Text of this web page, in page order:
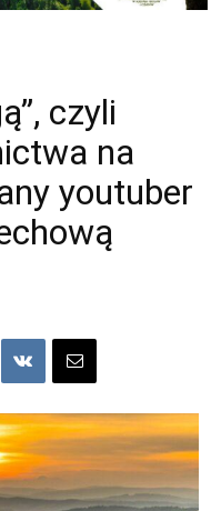
czyli
na
youtuber